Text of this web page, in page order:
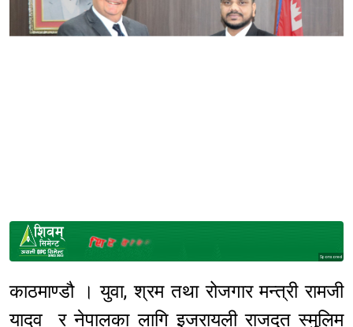
Sponsored
काठमाण्डौ । युवा, श्रम तथा रोजगार मन्त्री रामजी
यादव र नेपालका लागि इजरायली राजदूत स्मुलिम